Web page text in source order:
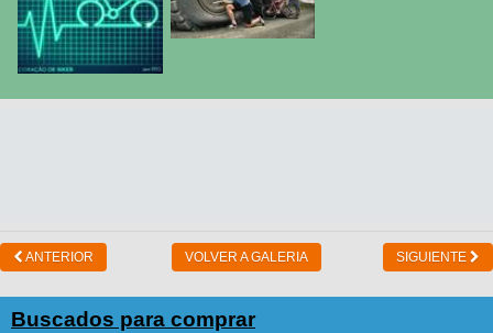
ANTERIOR VOLVER A GALERIA SIGUIENTE
Buscados para comprar